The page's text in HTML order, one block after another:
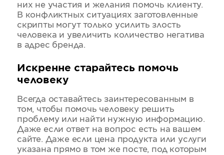
них не участия и желания помочь клиенту.
В конфликтных ситуациях заготовленные
скрипты могут только усилить злость
человека и увеличить количество негатива
в адрес бренда.
Искренне старайтесь помочь
человеку
Всегда оставайтесь заинтересованным в
том, чтобы помочь человеку решить
проблему или найти нужную информацию.
Даже если ответ на вопрос есть на вашем
сайте. Даже если цена продукта или услуги
указана прямо в том же посте, под которым